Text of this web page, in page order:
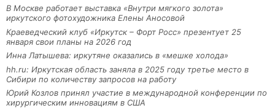
В Москве работает выставка «Внутри мягкого золота»
иркутского фотохудожника Елены Аносовой
Краеведческий клуб «Иркутск – Форт Росс» презентует 25
января свои планы на 2026 год
Инна Латышева: иркутяне оказались в «мешке холода»
hh.ru: Иркутская область заняла в 2025 году третье место в
Сибири по количеству запросов на работу
Юрий Козлов принял участие в международной конференции по
хирургическим инновациям в США